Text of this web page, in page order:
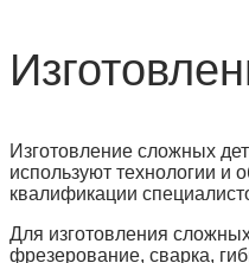
Изготовление сложных
используют технологии и
квалификации
Для изготовления
фрезерование, сварка,